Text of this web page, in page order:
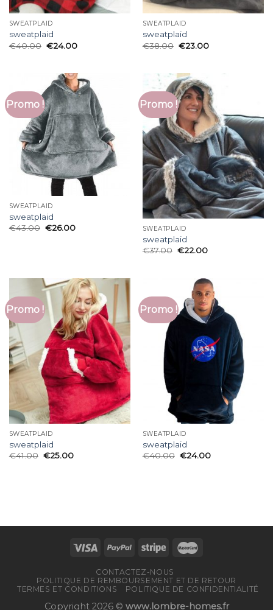
SWEATPLAID
sweatplaid
€40.00 €24.00
SWEATPLAID
sweatplaid
€38.00 €23.00
Promo !
SWEATPLAID
sweatplaid
€43.00 €26.00
Promo !
SWEATPLAID
sweatplaid
€37.00 €22.00
Promo !
SWEATPLAID
sweatplaid
€41.00 €25.00
Promo !
SWEATPLAID
sweatplaid
€40.00 €24.00
CONTACTEZ-NOUS
POLITIQUE DE REMBOURSEMENT ET DE RETOUR
TERMES ET CONDITIONS
POLITIQUE DE CONFIDENTIALITÉ
Copyright 2026 © www.lombre-homes.fr